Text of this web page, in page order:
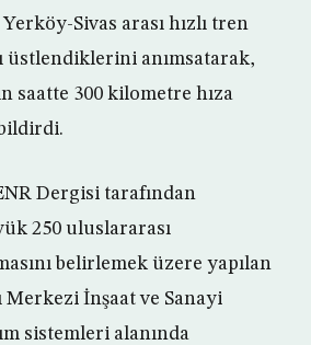
Sivas arası hızlı tren
üstlendiklerini anımsatarak,
saatte 300 kilometre hıza
bildirdi.
Dergisi tarafından
250 uluslararası
belirlemek üzere yapılan
Merkezi İnşaat ve Sanayi
sistemleri alanında